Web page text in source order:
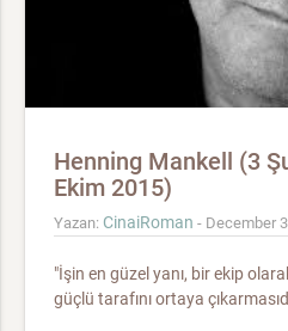
Henning Mankell (3
Ekim 2015)
Yazan: CinaiRoman - December
"İşin en güzel yanı, bir ekip
güçlü tarafını ortaya